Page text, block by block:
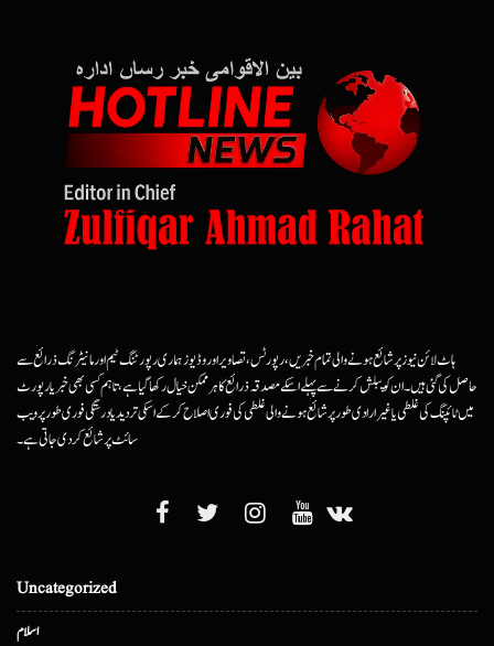
ہاٹ لائن نیوز پر شائع ہونے والی تمام خبریں، رپورٹس، تصاویر اور وڈیوز ہماری رپورٹنگ ٹیم اور مانیٹرنگ ذرائع سے
حاصل کی گئی ہیں۔ ان کو پبلش کرنے سے پہلے اسکے مصدقہ ذرائع کا ہرممکن خیال رکھا گیا ہے، تاہم کسی بھی خبر یا رپورٹ
میں ٹائپنگ کی غلطی یا غیرارادی طور پر شائع ہونے والی غلطی کی فوری اصلاح کرکے اسکی تردید یا درستگی فوری طور پر ویب
سائٹ پر شائع کردی جاتی ہے۔
Uncategorized
اسلام